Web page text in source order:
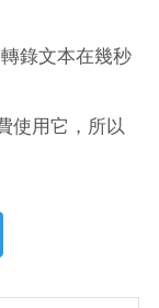
錄文本在幾秒
使用它，所以